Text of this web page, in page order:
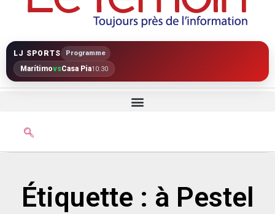
LJ SPORTS Programme
MarítimovsCasa Pia10:30
Étiquette : à Pestel